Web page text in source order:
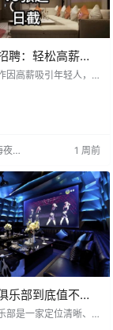
聘：轻松高薪的
选择
因高薪吸引年轻人，
间灵活，体力消耗不
，通常在1500-2000
力换高薪的可靠选
场
1 周前
乐部到底值不值
定位到薪资待
部是一家定位清晰、